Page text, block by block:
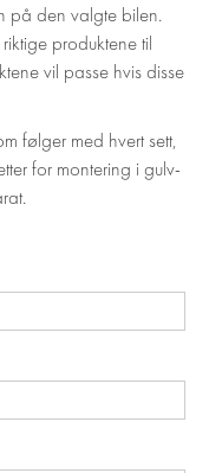
på den valgte bilen.
produktene til
vil passe hvis disse
følger med hvert sett,
for montering i gulv-